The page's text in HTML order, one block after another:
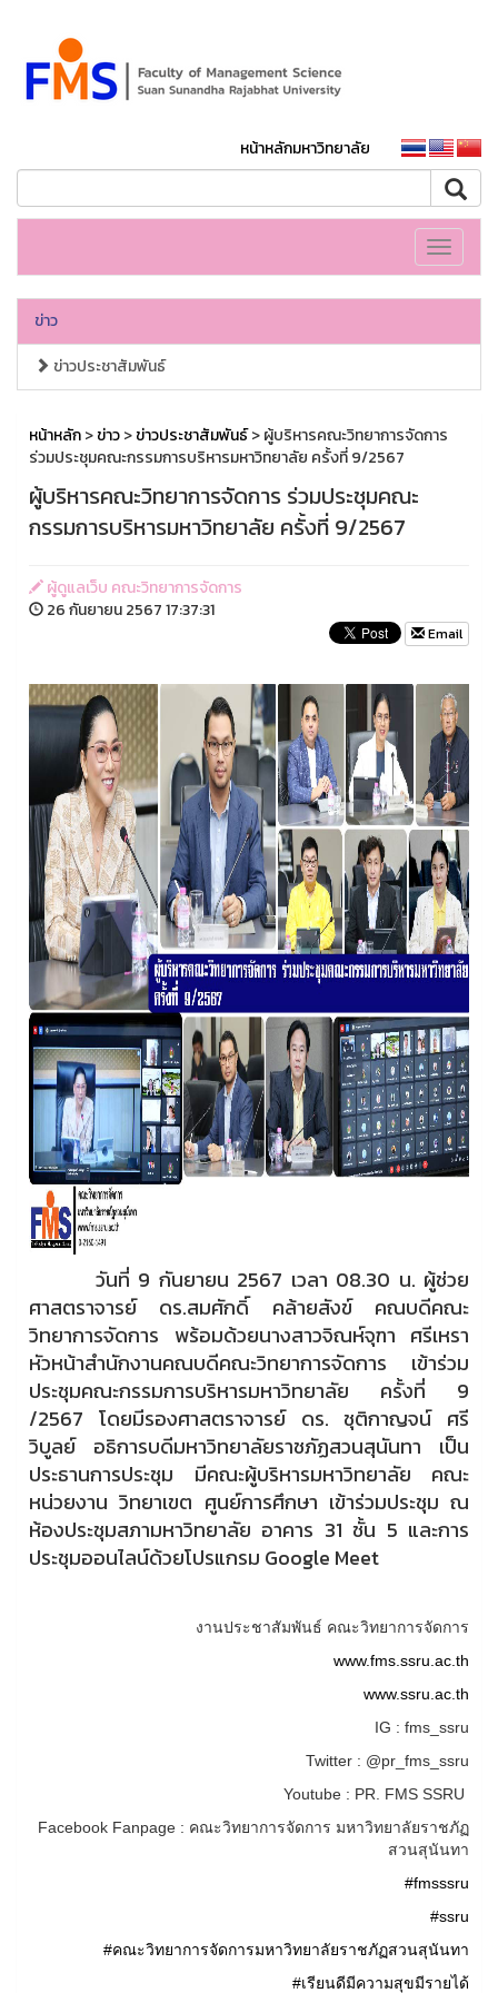
หน้าหลักมหาวิทยาลัย
Toggle
ข่าว
ข่าวประชาสัมพันธ์
หน้าหลัก>ข่าว>ข่าวประชาสัมพันธ์> ผู้บริหารคณะวิทยาการจัดการ
ร่วมประชุมคณะกรรมการบริหารมหาวิทยาลัย ครั้งที่ 9/2567
ผู้บริหารคณะวิทยาการจัดการ ร่วมประชุมคณะ
กรรมการบริหารมหาวิทยาลัย ครั้งที่ 9/2567
ผู้ดูแลเว็บ คณะวิทยาการจัดการ
26 กันยายน 2567 17:37:31
Email
วันที่ 9 กันยายน 2567 เวลา 08.30 น. ผู้ช่วย
ศาสตราจารย์ ดร.สมศักดิ์ คล้ายสังข์ คณบดีคณะ
วิทยาการจัดการ พร้อมด้วยนางสาวจิณห์จุฑา ศรีเหรา
หัวหน้าสำนักงานคณบดีคณะวิทยาการจัดการ เข้าร่วม
ประชุมคณะกรรมการบริหารมหาวิทยาลัย ครั้งที่ 9
/2567 โดยมีรองศาสตราจารย์ ดร. ชุติกาญจน์ ศรี
วิบูลย์ อธิการบดีมหาวิทยาลัยราชภัฏสวนสุนันทา เป็น
ประธานการประชุม มีคณะผู้บริหารมหาวิทยาลัย คณะ
หน่วยงาน วิทยาเขต ศูนย์การศึกษา เข้าร่วมประชุม ณ
ห้องประชุมสภามหาวิทยาลัย อาคาร 31 ชั้น 5 และการ
ประชุมออนไลน์ด้วยโปรแกรม Google Meet
งานประชาสัมพันธ์ คณะวิทยาการจัดการ
www.fms.ssru.ac.th
www.ssru.ac.th
IG : fms_ssru
Twitter : @pr_fms_ssru
Youtube : PR. FMS SSRU
Facebook Fanpage : คณะวิทยาการจัดการ มหาวิทยาลัยราชภัฏ
สวนสุนันทา
#fmsssru
#ssru
#คณะวิทยาการจัดการมหาวิทยาลัยราชภัฏสวนสุนันทา
#เรียนดีมีความสุขมีรายได้